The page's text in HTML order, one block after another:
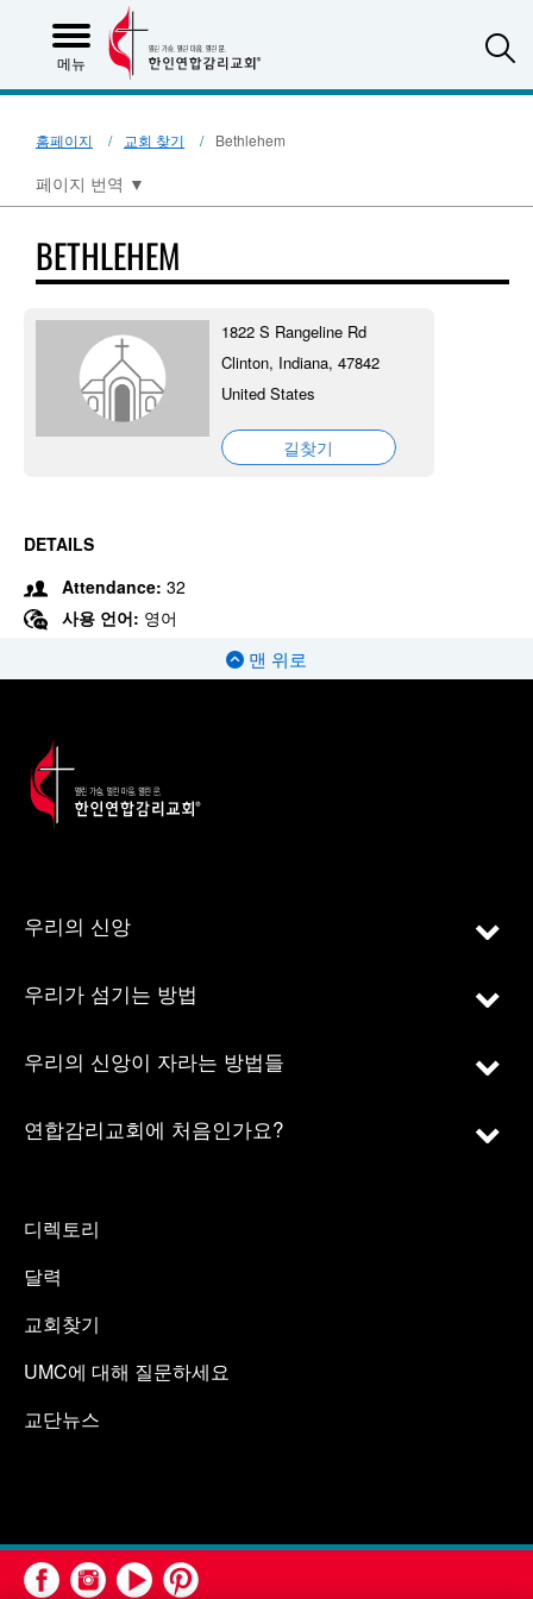
메뉴
홈페이지 교회 찾기 Bethlehem
페이지 번역 ▼
BETHLEHEM
1822 S Rangeline Rd
Clinton, Indiana, 47842
United States
길찾기
DETAILS
Attendance: 32
사용 언어: 영어
맨 위로
우리의 신앙
우리가 섬기는 방법
우리의 신앙이 자라는 방법들
연합감리교회에 처음인가요?
디렉토리
달력
교회찾기
UMC에 대해 질문하세요
교단뉴스